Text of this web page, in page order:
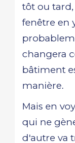
tôt ou tard,
fenêtre en
changera
bâtiment
manière.
Mais en
qui ne
d'autre va